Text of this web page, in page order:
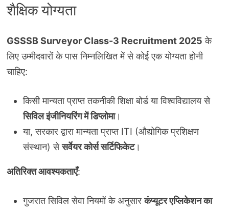
शैक्षिक योग्यता
GSSSB Surveyor Class-3 Recruitment 2025 के
लिए उम्मीदवारों के पास निम्नलिखित में से कोई एक योग्यता होनी
चाहिए:
किसी मान्यता प्राप्त तकनीकी शिक्षा बोर्ड या विश्वविद्यालय से
सिविल इंजीनियरिंग में डिप्लोमा।
या, सरकार द्वारा मान्यता प्राप्त ITI (औद्योगिक प्रशिक्षण
संस्थान) सेसर्वेयर कोर्स सर्टिफिकेट।
अतिरिक्त आवश्यकताएँ:
गुजरात सिविल सेवा नियमों के अनुसारकंप्यूटर एप्लिकेशन का